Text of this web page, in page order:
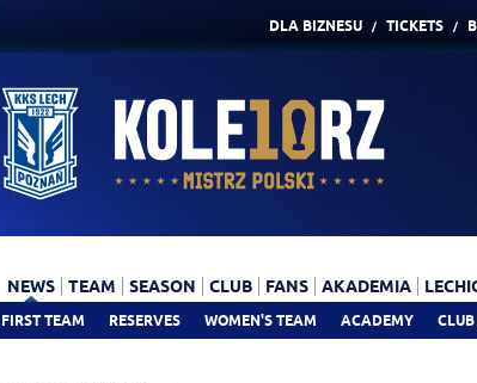
DLA BIZNESU TICKETS
NEWS
FIRST TEAM RESERVES WOMEN'S TEAM ACADEMY
TEAM SEASON CLUB FANS AKADEMIA